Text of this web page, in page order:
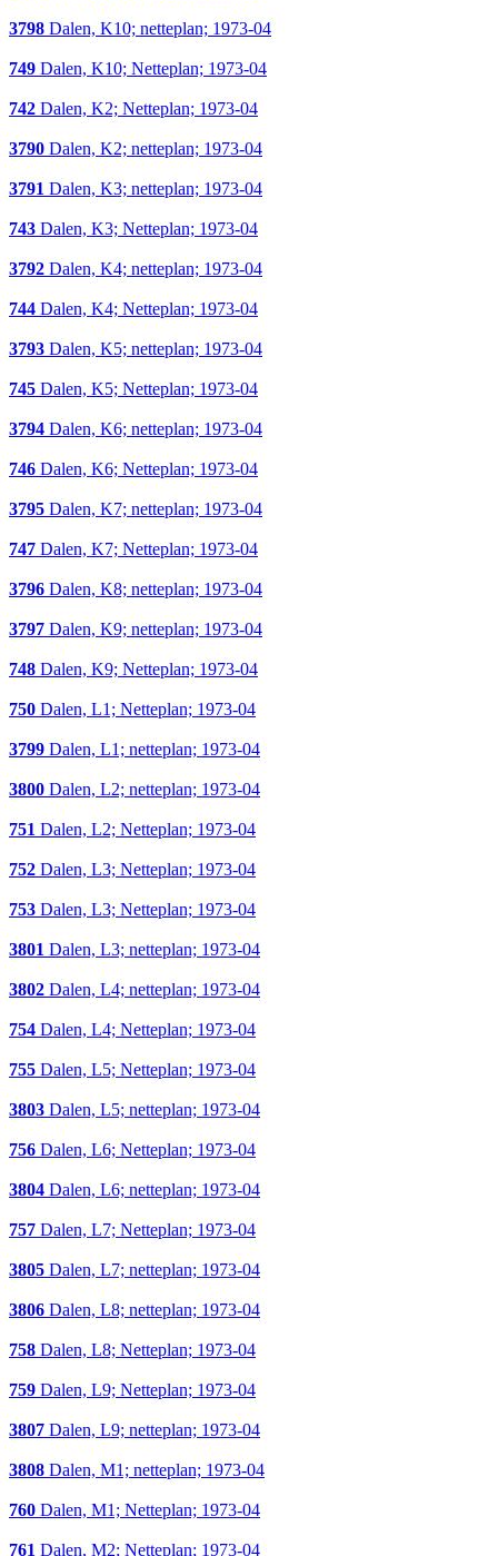
3798 Dalen, K10; netteplan; 1973-04
749 Dalen, K10; Netteplan; 1973-04
742 Dalen, K2; Netteplan; 1973-04
3790 Dalen, K2; netteplan; 1973-04
3791 Dalen, K3; netteplan; 1973-04
743 Dalen, K3; Netteplan; 1973-04
3792 Dalen, K4; netteplan; 1973-04
744 Dalen, K4; Netteplan; 1973-04
3793 Dalen, K5; netteplan; 1973-04
745 Dalen, K5; Netteplan; 1973-04
3794 Dalen, K6; netteplan; 1973-04
746 Dalen, K6; Netteplan; 1973-04
3795 Dalen, K7; netteplan; 1973-04
747 Dalen, K7; Netteplan; 1973-04
3796 Dalen, K8; netteplan; 1973-04
3797 Dalen, K9; netteplan; 1973-04
748 Dalen, K9; Netteplan; 1973-04
750 Dalen, L1; Netteplan; 1973-04
3799 Dalen, L1; netteplan; 1973-04
3800 Dalen, L2; netteplan; 1973-04
751 Dalen, L2; Netteplan; 1973-04
752 Dalen, L3; Netteplan; 1973-04
753 Dalen, L3; Netteplan; 1973-04
3801 Dalen, L3; netteplan; 1973-04
3802 Dalen, L4; netteplan; 1973-04
754 Dalen, L4; Netteplan; 1973-04
755 Dalen, L5; Netteplan; 1973-04
3803 Dalen, L5; netteplan; 1973-04
756 Dalen, L6; Netteplan; 1973-04
3804 Dalen, L6; netteplan; 1973-04
757 Dalen, L7; Netteplan; 1973-04
3805 Dalen, L7; netteplan; 1973-04
3806 Dalen, L8; netteplan; 1973-04
758 Dalen, L8; Netteplan; 1973-04
759 Dalen, L9; Netteplan; 1973-04
3807 Dalen, L9; netteplan; 1973-04
3808 Dalen, M1; netteplan; 1973-04
760 Dalen, M1; Netteplan; 1973-04
761 Dalen, M2; Netteplan; 1973-04